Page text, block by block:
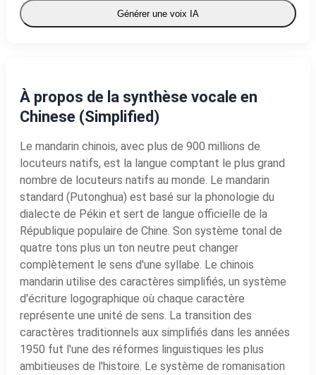
Générer une voix IA
À propos de la synthèse vocale en
Chinese (Simplified)
Le mandarin chinois, avec plus de 900 millions de
locuteurs natifs, est la langue comptant le plus grand
nombre de locuteurs natifs au monde. Le mandarin
standard (Putonghua) est basé sur la phonologie du
dialecte de Pékin et sert de langue officielle de la
République populaire de Chine. Son système tonal de
quatre tons plus un ton neutre peut changer
complètement le sens d'une syllabe. Le chinois
mandarin utilise des caractères simplifiés, un système
d'écriture logographique où chaque caractère
représente une unité de sens. La transition des
caractères traditionnels aux simplifiés dans les années
1950 fut l'une des réformes linguistiques les plus
ambitieuses de l'histoire. Le système de romanisation